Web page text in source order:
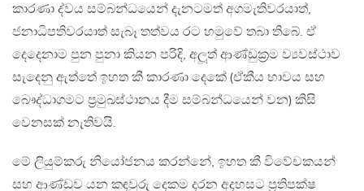
කාරණා ද්වය සම්බන්ධයෙන් දැනටමත් අගමැතිවරයාත්,
ජනාධිපතිවරයාත් සැබෑ තත්වය රට හමුවේ තබා තිබේ. ඒ
දෙදෙනාම පුන පුනා කියන පරිදි, අලූත් ආණ්ඩුක‍්‍රම ව්‍යවස්ථාව
සැදෙනු ඇත්තේ ඉහත කී කාරණා දෙකේ (ඒකීය භාවය සහ
බෞද්ධාගමට ප‍්‍රමුඛස්ථානය දීම සම්බන්ධයෙන් වන) කිසි
වෙනසක් නැතිවයි.
මේ ලියුම්කරු නියෝජනය කරන්නේ, ඉහත කී විවේචකයන්
සහ ආණ්ඩුව යන කඳවුරු දෙකම දරන අදහසට ප‍්‍රතිපක්ෂ